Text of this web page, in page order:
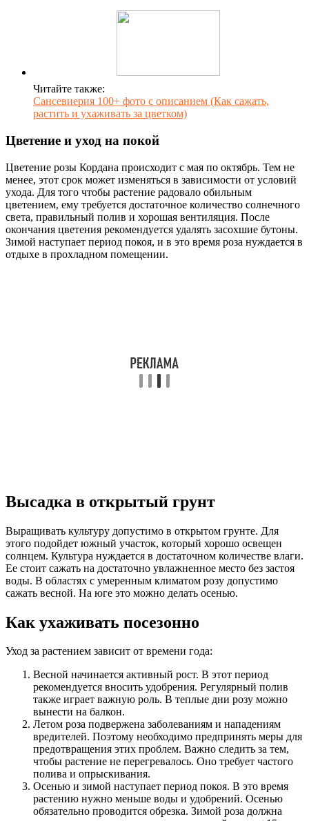
Читайте также:
Сансевиерия 100+ фото с описанием (Как сажать,
растить и ухаживать за цветком)
Цветение и уход на покой
Цветение розы Кордана происходит с мая по октябрь. Тем не
менее, этот срок может изменяться в зависимости от условий
ухода. Для того чтобы растение радовало обильным
цветением, ему требуется достаточное количество солнечного
света, правильный полив и хорошая вентиляция. После
окончания цветения рекомендуется удалять засохшие бутоны.
Зимой наступает период покоя, и в это время роза нуждается в
отдыхе в прохладном помещении.
Высадка в открытый грунт
Выращивать культуру допустимо в открытом грунте. Для
этого подойдет южный участок, который хорошо освещен
солнцем. Культура нуждается в достаточном количестве влаги.
Ее стоит сажать на достаточно увлажненное место без застоя
воды. В областях с умеренным климатом розу допустимо
сажать весной. На юге это можно делать осенью.
Как ухаживать посезонно
Уход за растением зависит от времени года:
Весной начинается активный рост. В этот период
рекомендуется вносить удобрения. Регулярный полив
также играет важную роль. В теплые дни розу можно
вынести на балкон.
Летом роза подвержена заболеваниям и нападениям
вредителей. Поэтому необходимо предпринять меры для
предотвращения этих проблем. Важно следить за тем,
чтобы растение не перегревалось. Оно требует частого
полива и опрыскивания.
Осенью и зимой наступает период покоя. В это время
растению нужно меньше воды и удобрений. Осенью
обязательно проводится обрезка. Зимой роза должна